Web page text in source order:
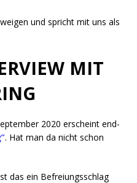
und spricht mit uns als
MIT
2020 erscheint end­
. Hat man da nicht schon
das ein Befrei­ungs­schlag